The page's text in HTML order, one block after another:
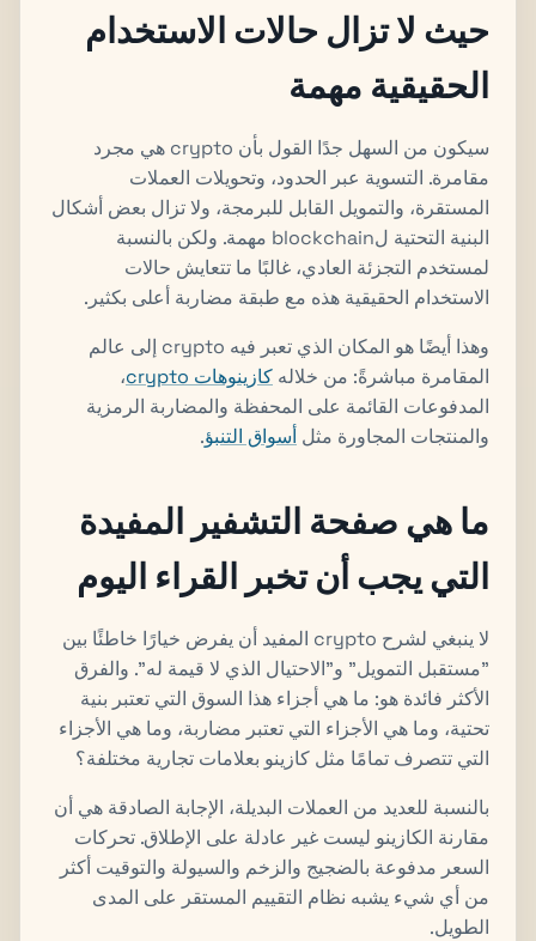
حيث لا تزال حالات الاستخدام
الحقيقية مهمة
سيكون من السهل جدًا القول بأن crypto هي مجرد
مقامرة. التسوية عبر الحدود، وتحويلات العملات
المستقرة، والتمويل القابل للبرمجة، ولا تزال بعض أشكال
البنية التحتية لblockchain مهمة. ولكن بالنسبة
لمستخدم التجزئة العادي، غالبًا ما تتعايش حالات
الاستخدام الحقيقية هذه مع طبقة مضاربة أعلى بكثير.
وهذا أيضًا هو المكان الذي تعبر فيه crypto إلى عالم
المقامرة مباشرةً: من خلاله كازينوهات crypto
،
المدفوعات القائمة على المحفظة والمضاربة الرمزية
والمنتجات المجاورة مثل أسواق التنبؤ.
ما هي صفحة التشفير المفيدة
التي يجب أن تخبر القراء اليوم
لا ينبغي لشرح crypto المفيد أن يفرض خيارًا خاطئًا بين
"مستقبل التمويل" و"الاحتيال الذي لا قيمة له". والفرق
الأكثر فائدة هو: ما هي أجزاء هذا السوق التي تعتبر بنية
تحتية، وما هي الأجزاء التي تعتبر مضاربة، وما هي الأجزاء
التي تتصرف تمامًا مثل كازينو بعلامات تجارية مختلفة؟
بالنسبة للعديد من العملات البديلة، الإجابة الصادقة هي أن
مقارنة الكازينو ليست غير عادلة على الإطلاق. تحركات
السعر مدفوعة بالضجيج والزخم والسيولة والتوقيت أكثر
من أي شيء يشبه نظام التقييم المستقر على المدى
الطويل.